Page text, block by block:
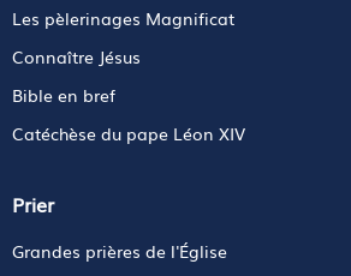
Les pèlerinages Magnificat
Connaître Jésus
Bible en bref
Catéchèse du pape Léon XIV
Prier
Grandes prières de l'Église